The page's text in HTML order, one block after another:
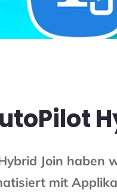
Join haben
mit